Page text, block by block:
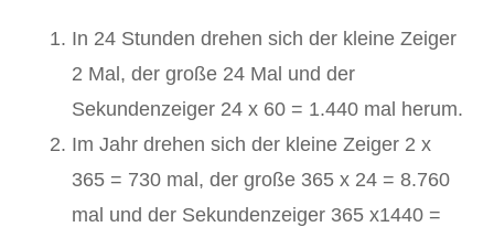
In 24 Stunden drehen sich der kleine Zeiger
2 Mal, der große 24 Mal und der
Sekundenzeiger 24 x 60 = 1.440 mal herum.
Im Jahr drehen sich der kleine Zeiger 2 x
365 = 730 mal, der große 365 x 24 = 8.760
mal und der Sekundenzeiger 365 x1440 =